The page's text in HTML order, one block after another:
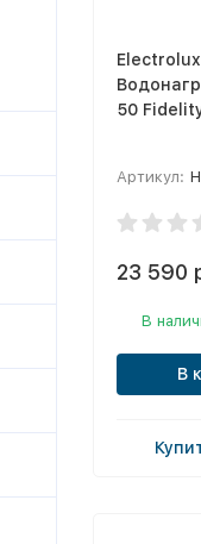
Electrolux
50
Артикул:
23 590
В
В